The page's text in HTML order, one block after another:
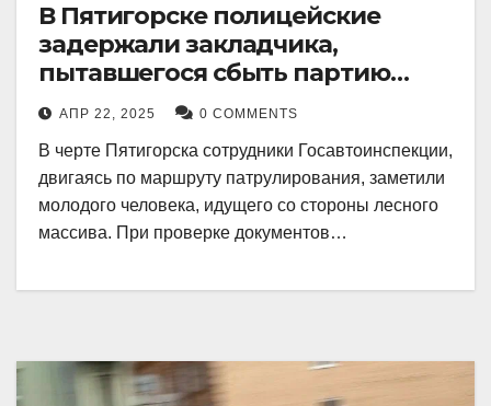
В Пятигорске полицейские
задержали закладчика,
пытавшегося сбыть партию
синтетического наркотика
АПР 22, 2025 0 COMMENTS
В черте Пятигорска сотрудники Госавтоинспекции,
двигаясь по маршруту патрулирования, заметили
молодого человека, идущего со стороны лесного
массива. При проверке документов…